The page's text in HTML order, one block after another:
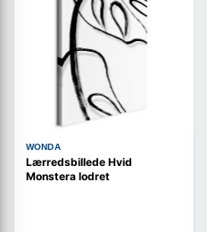
WONDA
Lærredsbillede Hvid
Monstera lodret